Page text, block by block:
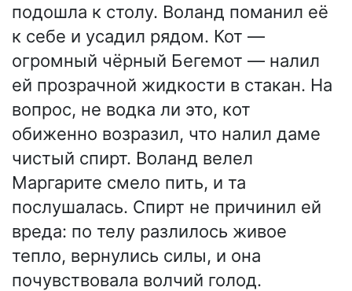
подошла к столу. Воланд поманил её
к себе и усадил рядом. Кот —
огромный чёрный Бегемот — налил
ей прозрачной жидкости в стакан. На
вопрос, не водка ли это, кот
обиженно возразил, что налил даме
чистый спирт. Воланд велел
Маргарите смело пить, и та
послушалась. Спирт не причинил ей
вреда: по телу разлилось живое
тепло, вернулись силы, и она
почувствовала волчий голод.